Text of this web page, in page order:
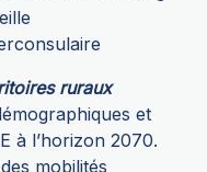
ruraux
et
à l’horizon 2070.
mobilités